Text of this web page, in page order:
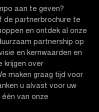
aan te geven?
de partnerbrochure te
en ontdek al onze
partnership op
en kernwaarden en
krijgen over
maken graag tijd voor
u alvast voor uw
van onze